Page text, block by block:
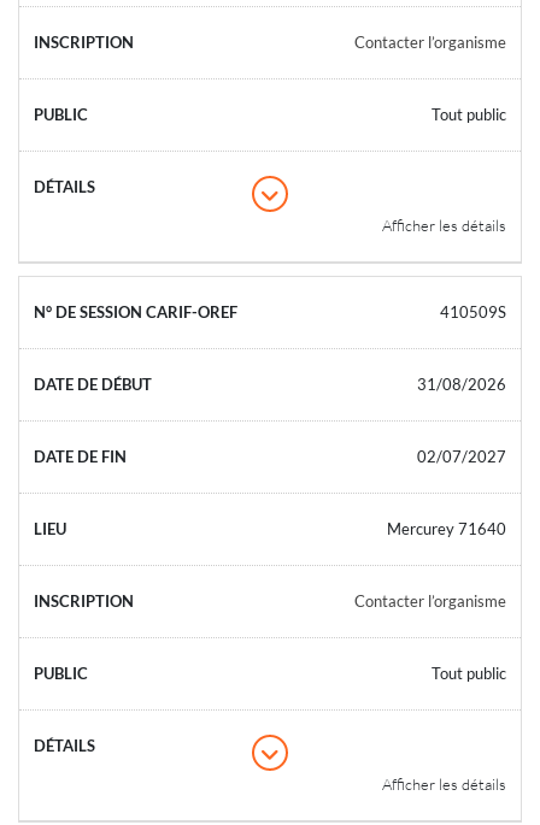
Contacter l’organisme
Tout public
Afficher les détails
410509S
31/08/2026
02/07/2027
Mercurey 71640
Contacter l’organisme
Tout public
Afficher les détails